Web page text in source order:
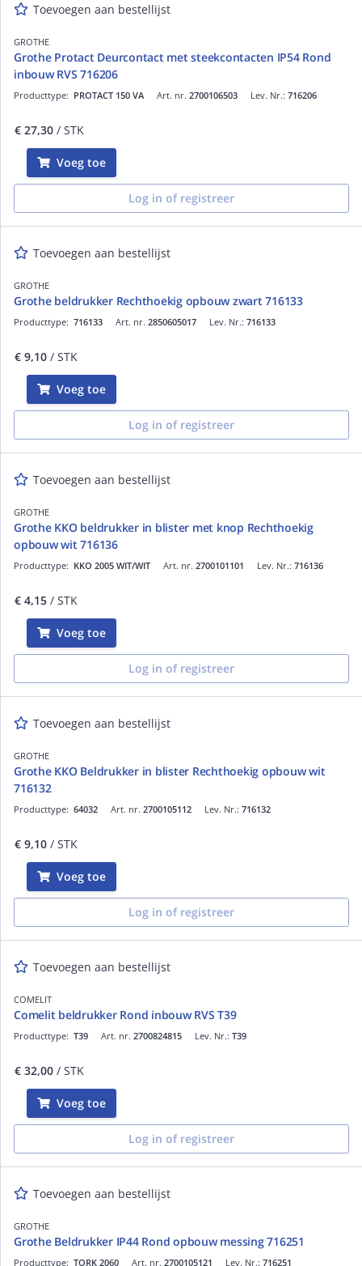
Toevoegen aan bestellijst
GROTHE
Grothe Protact Deurcontact met steekcontacten IP54 Rond
inbouw RVS 716206
Art. nr. 2700106503
Producttype: PROTACT 150 VA Lev. Nr.: 716206
€ 27,30 / STK
Voeg toe
Log in of registreer
Toevoegen aan bestellijst
GROTHE
Grothe beldrukker Rechthoekig opbouw zwart 716133
Art. nr. 2850605017
Producttype: 716133 Lev. Nr.: 716133
€ 9,10 / STK
Voeg toe
Log in of registreer
Toevoegen aan bestellijst
GROTHE
Grothe KKO beldrukker in blister met knop Rechthoekig
opbouw wit 716136
Art. nr. 2700101101
Producttype: KKO 2005 WIT/WIT Lev. Nr.: 716136
€ 4,15 / STK
Voeg toe
Log in of registreer
Toevoegen aan bestellijst
GROTHE
Grothe KKO Beldrukker in blister Rechthoekig opbouw wit
716132
Art. nr. 2700105112
Producttype: 64032 Lev. Nr.: 716132
€ 9,10 / STK
Voeg toe
Log in of registreer
Toevoegen aan bestellijst
COMELIT
Comelit beldrukker Rond inbouw RVS T39
Art. nr. 2700824815
Producttype: T39 Lev. Nr.: T39
€ 32,00 / STK
Voeg toe
Log in of registreer
Toevoegen aan bestellijst
GROTHE
Grothe Beldrukker IP44 Rond opbouw messing 716251
Art. nr. 2700105121
Producttype: TORK 2060 Lev. Nr.: 716251